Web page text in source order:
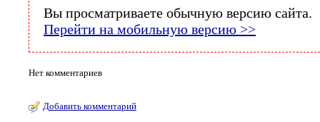
Вы просматриваете обычную версию сайта.
Перейти на мобильную версию >>
Нет комментариев
Добавить комментарий